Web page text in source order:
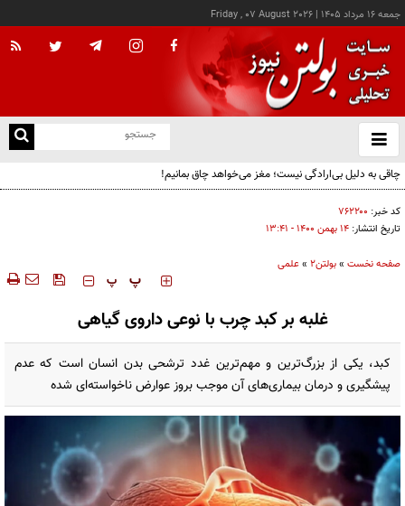
جمعه ۱۶ مرداد ۱۴۰۵ |
Friday , 07 August 2026
باز
و
چاقی به دلیل بی‌ارادگی نیست؛ مغز می‌خواهد چاق بمانیم!
کد خبر: ۷۶۲۲۰۰
تاریخ انتشار: ۱۴ بهمن ۱۴۰۰ - ۱۳:۴۱
صفحه نخست »بولتن2 »علمی
‍‍‍ پ پ
غلبه بر کبد چرب با نوعی داروی گیاهی
کبد، یکی از بزرگ‌ترین و مهم‌ترین غدد ترشحی بدن انسان است که عدم
پیشگیری و درمان بیماری‌های آن موجب بروز عوارض ناخواسته‌ای شده